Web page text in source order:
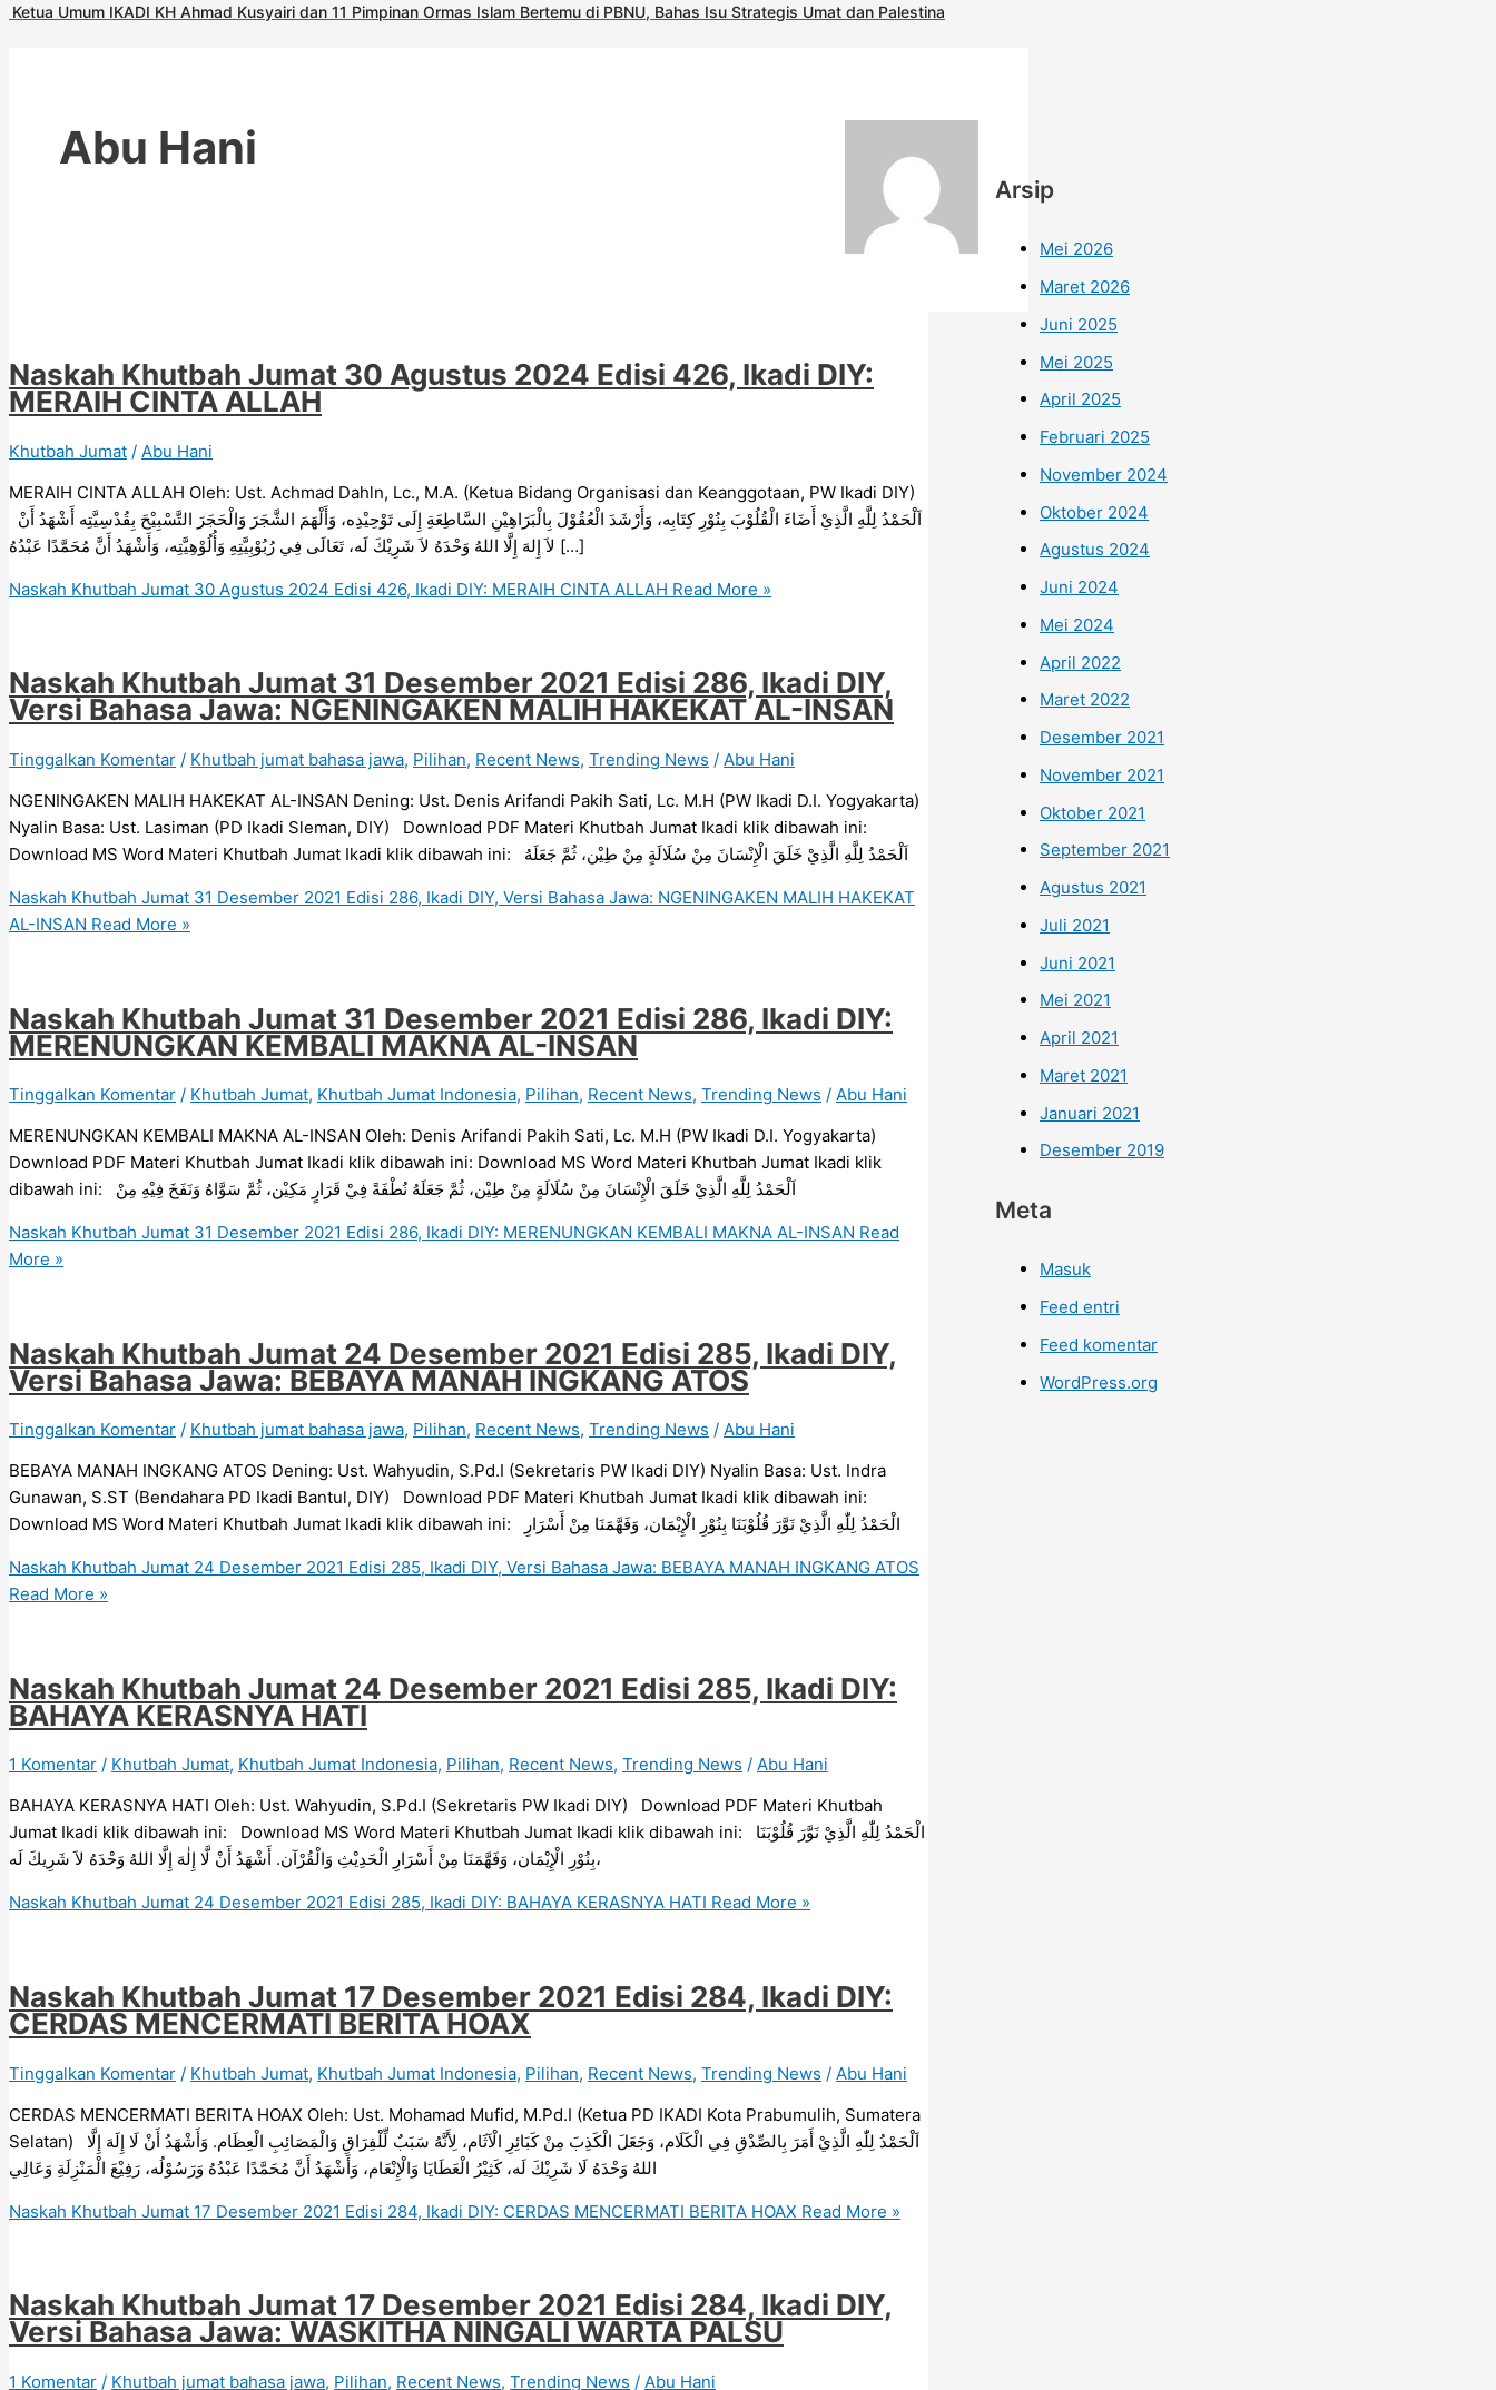
Ketua Umum IKADI KH Ahmad Kusyairi dan 11 Pimpinan Ormas Islam Bertemu di PBNU, Bahas Isu Strategis Umat dan Palestina
Abu Hani
Naskah Khutbah Jumat 30 Agustus 2024 Edisi 426, Ikadi DIY:
MERAIH CINTA ALLAH
Khutbah Jumat / Abu Hani
MERAIH CINTA ALLAH Oleh: Ust. Achmad Dahln, Lc., M.A. (Ketua Bidang Organisasi dan Keanggotaan, PW Ikadi DIY)
لاَ إِلهَ إِلَّا اللهُ وَحْدَهُ لاَ شَرِيْكَ لَه، تَعَالَى فِي رُبُوْبِيَّتِهِ وَأُلُوْهِيَّتِه، وَأَشْهَدُ أَنَّ مُحَمَّدًا عَبْدُهُ […]
Naskah Khutbah Jumat 30 Agustus 2024 Edisi 426, Ikadi DIY: MERAIH CINTA ALLAH Read More »
Naskah Khutbah Jumat 31 Desember 2021 Edisi 286, Ikadi DIY,
Versi Bahasa Jawa: NGENINGAKEN MALIH HAKEKAT AL-INSAN
Tinggalkan Komentar / Khutbah jumat bahasa jawa, Pilihan, Recent News, Trending News / Abu Hani
NGENINGAKEN MALIH HAKEKAT AL-INSAN Dening: Ust. Denis Arifandi Pakih Sati, Lc. M.H (PW Ikadi D.I. Yogyakarta)
Nyalin Basa: Ust. Lasiman (PD Ikadi Sleman, DIY) Download PDF Materi Khutbah Jumat Ikadi klik dibawah ini:
Download MS Word Materi Khutbah Jumat Ikadi klik dibawah ini: اَلْحَمْدُ لِلَّهِ الَّذِيْ خَلَقَ الْإِنْسَانَ مِنْ سُلَالَةٍ مِنْ طِيْن، ثُمَّ جَعَلَهُ
Naskah Khutbah Jumat 31 Desember 2021 Edisi 286, Ikadi DIY, Versi Bahasa Jawa: NGENINGAKEN MALIH HAKEKAT
AL-INSAN Read More »
Naskah Khutbah Jumat 31 Desember 2021 Edisi 286, Ikadi DIY:
MERENUNGKAN KEMBALI MAKNA AL-INSAN
Tinggalkan Komentar / Khutbah Jumat, Khutbah Jumat Indonesia, Pilihan, Recent News, Trending News / Abu Hani
MERENUNGKAN KEMBALI MAKNA AL-INSAN Oleh: Denis Arifandi Pakih Sati, Lc. M.H (PW Ikadi D.I. Yogyakarta)
Download PDF Materi Khutbah Jumat Ikadi klik dibawah ini: Download MS Word Materi Khutbah Jumat Ikadi klik
dibawah ini: اَلْحَمْدُ لِلَّهِ الَّذِيْ خَلَقَ الْإِنْسَانَ مِنْ سُلَالَةٍ مِنْ طِيْن، ثُمَّ جَعَلَهُ نُطْفَةً فِيْ قَرَارٍ مَكِيْن، ثُمَّ سَوَّاهُ وَنَفَخَ فِيْهِ مِنْ
Naskah Khutbah Jumat 31 Desember 2021 Edisi 286, Ikadi DIY: MERENUNGKAN KEMBALI MAKNA AL-INSAN Read
More »
Naskah Khutbah Jumat 24 Desember 2021 Edisi 285, Ikadi DIY,
Versi Bahasa Jawa: BEBAYA MANAH INGKANG ATOS
Tinggalkan Komentar / Khutbah jumat bahasa jawa, Pilihan, Recent News, Trending News / Abu Hani
BEBAYA MANAH INGKANG ATOS Dening: Ust. Wahyudin, S.Pd.I (Sekretaris PW Ikadi DIY) Nyalin Basa: Ust. Indra
Gunawan, S.ST (Bendahara PD Ikadi Bantul, DIY) Download PDF Materi Khutbah Jumat Ikadi klik dibawah ini:
Download MS Word Materi Khutbah Jumat Ikadi klik dibawah ini: الْحَمْدُ لِلّٰهِ الَّذِيْ نَوَّرَ قُلُوْبَنَا بِنُوْرِ الْإِيْمَان، وَفَهَّمَنَا مِنْ أَسْرَارِ
Naskah Khutbah Jumat 24 Desember 2021 Edisi 285, Ikadi DIY, Versi Bahasa Jawa: BEBAYA MANAH INGKANG ATOS
Read More »
Naskah Khutbah Jumat 24 Desember 2021 Edisi 285, Ikadi DIY:
BAHAYA KERASNYA HATI
1 Komentar / Khutbah Jumat, Khutbah Jumat Indonesia, Pilihan, Recent News, Trending News / Abu Hani
BAHAYA KERASNYA HATI Oleh: Ust. Wahyudin, S.Pd.I (Sekretaris PW Ikadi DIY) Download PDF Materi Khutbah
Jumat Ikadi klik dibawah ini: Download MS Word Materi Khutbah Jumat Ikadi klik dibawah ini: الْحَمْدُ لِلّٰهِ الَّذِيْ نَوَّرَ قُلُوْبَنَا
بِنُوْرِ الْإِيْمَان، وَفَهَّمَنَا مِنْ أَسْرَارِ الْحَدِيْثِ وَالْقُرْآن. أَشْهَدُ أَنْ لَّا إِلٰهَ إِلَّا اللهُ وَحْدَهُ لاَ شَرِيكَ لَه،
Naskah Khutbah Jumat 24 Desember 2021 Edisi 285, Ikadi DIY: BAHAYA KERASNYA HATI Read More »
Naskah Khutbah Jumat 17 Desember 2021 Edisi 284, Ikadi DIY:
CERDAS MENCERMATI BERITA HOAX
Tinggalkan Komentar / Khutbah Jumat, Khutbah Jumat Indonesia, Pilihan, Recent News, Trending News / Abu Hani
CERDAS MENCERMATI BERITA HOAX Oleh: Ust. Mohamad Mufid, M.Pd.I (Ketua PD IKADI Kota Prabumulih, Sumatera
Selatan) اَلْحَمْدُ لِلّٰهِ الَّذِيْ أَمَرَ بِالصِّدْقِ فِي الْكَلَام، وَجَعَلَ الْكَذِبَ مِنْ كَبَائِرِ الْآثَام، لِأَنَّهُ سَبَبٌ لِّلْفِرَاقِ وَالْمَصَائِبِ الْعِظَام. وَأَشْهَدُ أَنْ لَا إِلَهَ إِلَّا
اللهُ وَحْدَهُ لَا شَرِيْكَ لَه، كَثِيْرُ الْعَطَايَا وَالْإِنْعَام، وَأَشْهَدُ أَنَّ مُحَمَّدًا عَبْدُهُ وَرَسُوْلُه، رَفِيْعَ الْمَنْزِلَةِ وَعَالِي
Naskah Khutbah Jumat 17 Desember 2021 Edisi 284, Ikadi DIY: CERDAS MENCERMATI BERITA HOAX Read More »
Naskah Khutbah Jumat 17 Desember 2021 Edisi 284, Ikadi DIY,
Versi Bahasa Jawa: WASKITHA NINGALI WARTA PALSU
1 Komentar / Khutbah jumat bahasa jawa, Pilihan, Recent News, Trending News / Abu Hani
Arsip
Mei 2026
Maret 2026
Juni 2025
Mei 2025
April 2025
Februari 2025
November 2024
Oktober 2024
Agustus 2024
Juni 2024
Mei 2024
April 2022
Maret 2022
Desember 2021
November 2021
Oktober 2021
September 2021
Agustus 2021
Juli 2021
Juni 2021
Mei 2021
April 2021
Maret 2021
Januari 2021
Desember 2019
Meta
Masuk
Feed entri
Feed komentar
WordPress.org